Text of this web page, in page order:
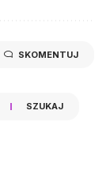
SKOMENTUJ
SZUKAJ